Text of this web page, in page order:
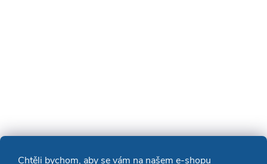
Chtěli bychom, aby se vám na našem e-shopu